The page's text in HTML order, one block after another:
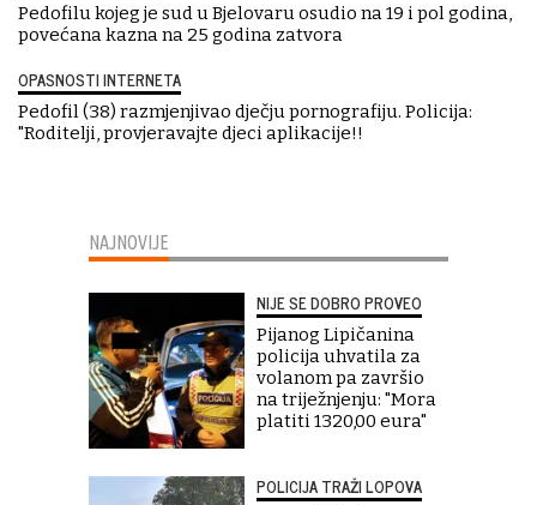
Pedofilu kojeg je sud u Bjelovaru osudio na 19 i pol godina,
povećana kazna na 25 godina zatvora
OPASNOSTI INTERNETA
Pedofil (38) razmjenjivao dječju pornografiju. Policija:
"Roditelji, provjeravajte djeci aplikacije!!
NAJNOVIJE
NIJE SE DOBRO PROVEO
Pijanog Lipičanina
policija uhvatila za
volanom pa završio
na triježnjenju: "Mora
platiti 1320,00 eura"
POLICIJA TRAŽI LOPOVA